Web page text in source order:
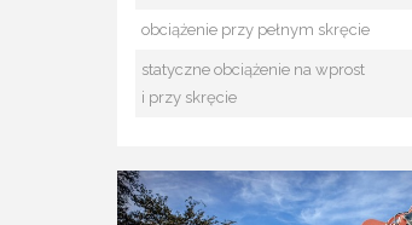
obciążenie przy pełnym skręcie
statyczne obciążenie na wprost
i przy skręcie